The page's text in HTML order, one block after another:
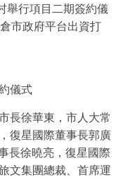
舉行項目二期簽約儀
市政府平台出資打
儀式
長徐華東，市人大常
復星國際董事長郭廣
長徐曉亮，復星國際
文集團總裁、首席運